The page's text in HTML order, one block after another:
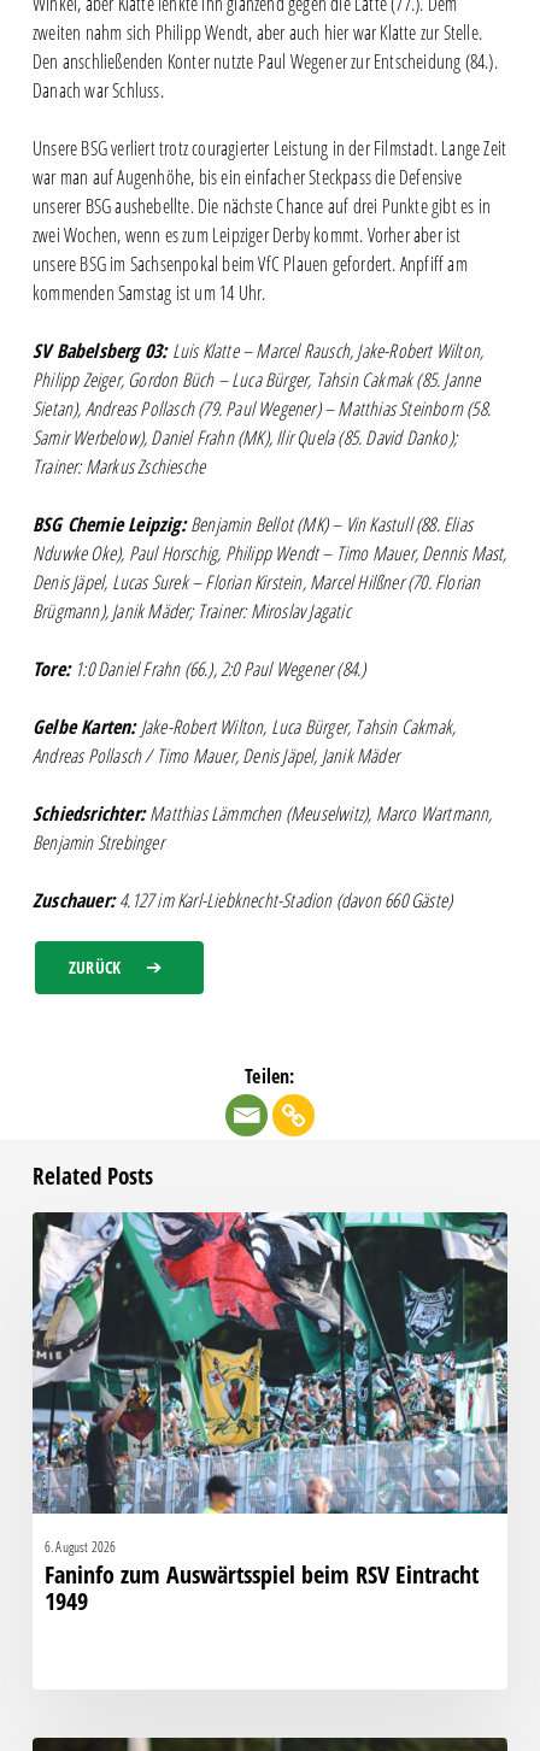
zweiten nahm sich Philipp Wendt, aber auch hier war Klatte zur Stelle.
Den anschließenden Konter nutzte Paul Wegener zur Entscheidung (84.).
Danach war Schluss.
Unsere BSG verliert trotz couragierter Leistung in der Filmstadt. Lange Zeit
war man auf Augenhöhe, bis ein einfacher Steckpass die Defensive
unserer BSG aushebellte. Die nächste Chance auf drei Punkte gibt es in
zwei Wochen, wenn es zum Leipziger Derby kommt. Vorher aber ist
unsere BSG im Sachsenpokal beim VfC Plauen gefordert. Anpfiff am
kommenden Samstag ist um 14 Uhr.
SV Babelsberg 03:Luis Klatte – Marcel Rausch, Jake-Robert Wilton,
Philipp Zeiger, Gordon Büch – Luca Bürger, Tahsin Cakmak (85. Janne
Sietan), Andreas Pollasch (79. Paul Wegener) – Matthias Steinborn (58.
Samir Werbelow), Daniel Frahn (MK), Ilir Quela (85. David Danko);
Trainer: Markus Zschiesche
BSG Chemie Leipzig:Benjamin Bellot (MK) – Vin Kastull (88. Elias
Nduwke Oke), Paul Horschig, Philipp Wendt – Timo Mauer, Dennis Mast,
Denis Jäpel, Lucas Surek – Florian Kirstein, Marcel Hilßner (70. Florian
Brügmann), Janik Mäder; Trainer: Miroslav Jagatic
Tore: 1:0 Daniel Frahn (66.), 2:0 Paul Wegener (84.)
Gelbe Karten:Jake-Robert Wilton, Luca Bürger, Tahsin Cakmak,
Andreas Pollasch / Timo Mauer, Denis Jäpel, Janik Mäder
Schiedsrichter:Matthias Lämmchen (Meuselwitz), Marco Wartmann,
Benjamin Strebinger
Zuschauer:4.127 im Karl-Liebknecht-Stadion (davon 660 Gäste)
ZURÜCK
Teilen:
Related Posts
Faninfo
zum
Auswärtsspiel
beim
RSV
Eintracht
6. August 2026
Faninfo zum Auswärtsspiel beim RSV Eintracht
1949